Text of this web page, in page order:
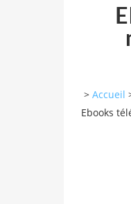
> Accueil
Ebooks